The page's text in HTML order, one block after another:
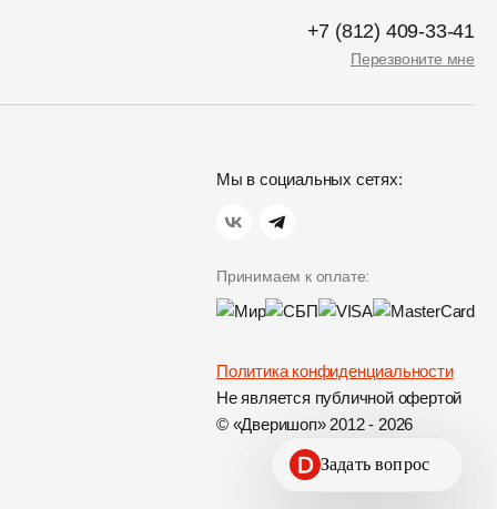
+7 (812) 409-33-41
Перезвоните мне
Мы в социальных сетях:
Принимаем к оплате:
Политика конфиденциальности
Не является публичной офертой
© «Дверишоп» 2012 - 2026